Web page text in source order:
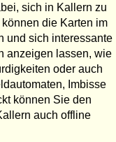
sich in Kallern zu
die Karten im
und sich interessante
anzeigen lassen, wie
oder auch
Imbisse
können Sie den
auch offline